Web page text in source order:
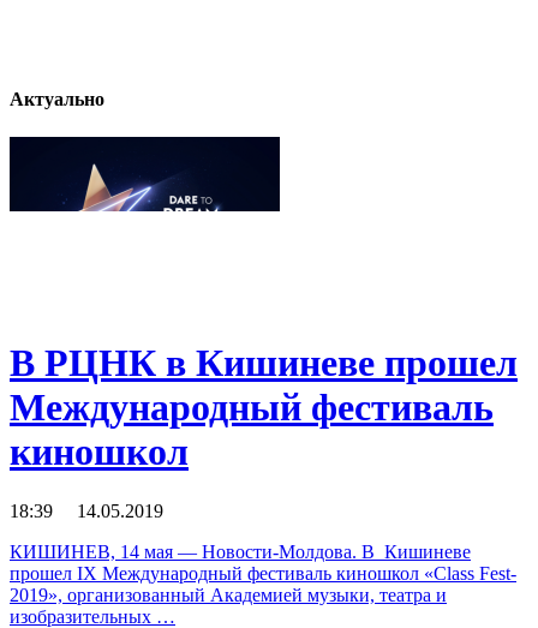
Актуально
В РЦНК в Кишиневе прошел
Международный фестиваль
киношкол
18:39 14.05.2019
КИШИНЕВ, 14 мая — Новости-Молдова. В Кишиневе
прошел IХ Международный фестиваль киношкол «Class Fest-
2019», организованный Академией музыки, театра и
изобразительных …